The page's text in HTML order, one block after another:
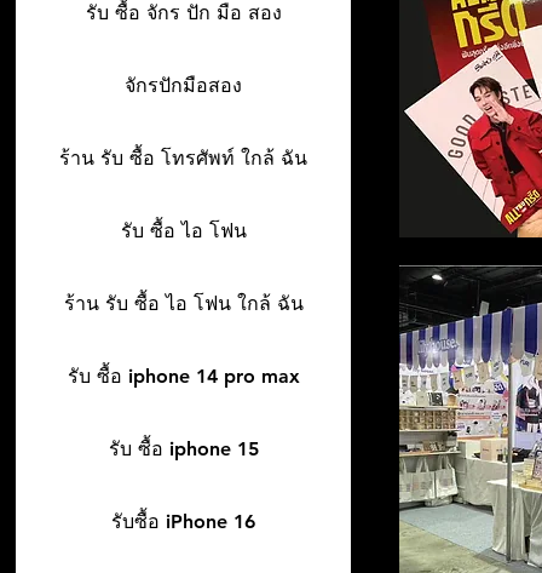
รับ ซื้อ จักร ปัก มือ สอง
จักรปักมือสอง
ร้าน รับ ซื้อ โทรศัพท์ ใกล้ ฉัน
รับ ซื้อ ไอ โฟน
ร้าน รับ ซื้อ ไอ โฟน ใกล้ ฉัน
รับ ซื้อ iphone 14 pro max
รับ ซื้อ iphone 15
รับซื้อ iPhone 16